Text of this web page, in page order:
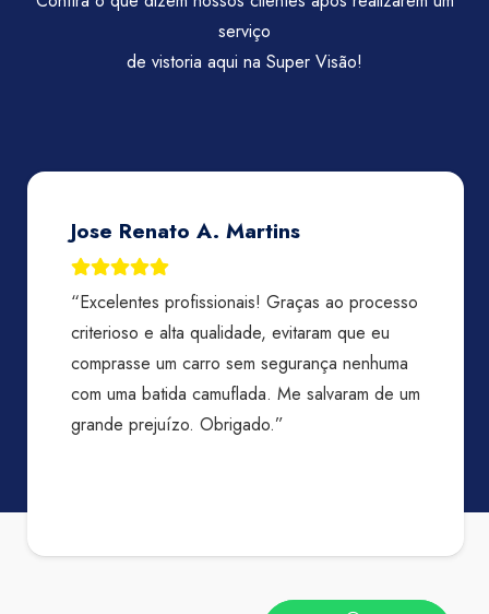
serviço
de vistoria aqui na Super Visão!
Priscila Lamarca
“Experiência excelente, só tenho a agradecer
toda atenção, agilidade, sem palavras, rápidos,
prestativos, atenciosos. O laudo fica pronto
muito rápido, indico mil vezes, além do preço
justo. Destaque para o atendimento da Bia e